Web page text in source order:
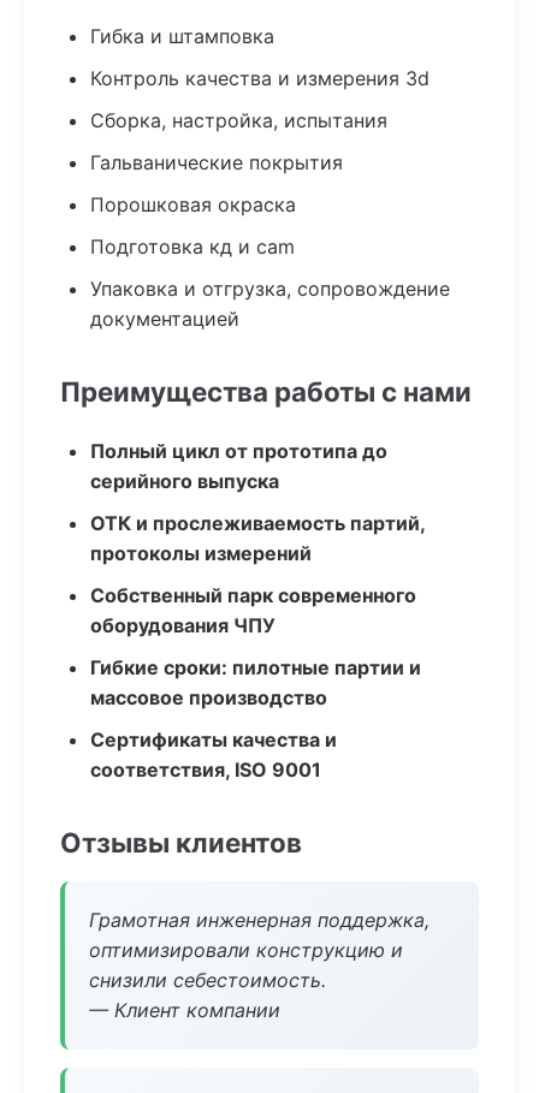
Гибка и штамповка
Контроль качества и измерения 3d
Сборка, настройка, испытания
Гальванические покрытия
Порошковая окраска
Подготовка кд и cam
Упаковка и отгрузка, сопровождение
документацией
Преимущества работы с нами
Полный цикл от прототипа до
серийного выпуска
ОТК и прослеживаемость партий,
протоколы измерений
Собственный парк современного
оборудования ЧПУ
Гибкие сроки: пилотные партии и
массовое производство
Сертификаты качества и
соответствия, ISO 9001
Отзывы клиентов
Грамотная инженерная поддержка,
оптимизировали конструкцию и
снизили себестоимость.
— Клиент компании